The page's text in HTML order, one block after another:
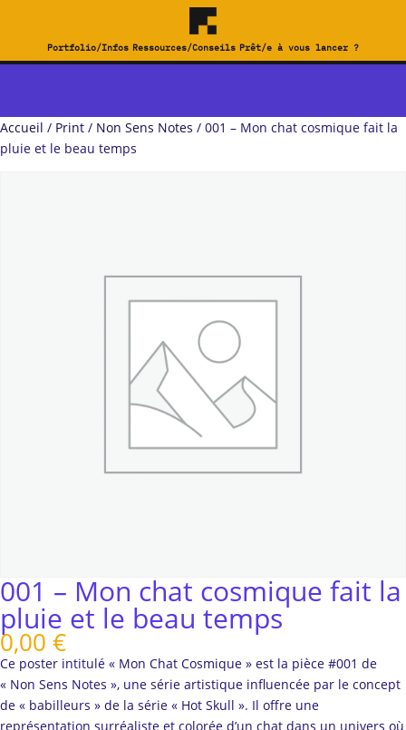
Portfolio/Infos Ressources/Conseils Prêt/e à vous lancer ?
Accueil / Print / Non Sens Notes / 001 – Mon chat cosmique fait la
pluie et le beau temps
001 – Mon chat cosmique fait la
pluie et le beau temps
0,00 €
Ce poster intitulé « Mon Chat Cosmique » est la pièce #001 de
« Non Sens Notes », une série artistique influencée par le concept
de « babilleurs » de la série « Hot Skull ». Il offre une
représentation surréaliste et colorée d’un chat dans un univers où